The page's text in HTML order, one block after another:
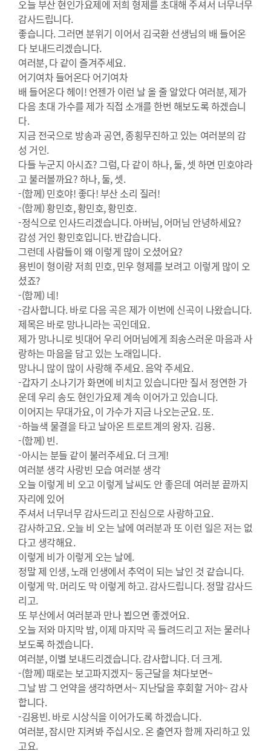
오늘 부산 현인가요제에 저희 형제를 초대해 주셔서 너무너무
감사드립니다.
좋습니다. 그러면 분위기 이어서 김국환 선생님의 배 들어온
다 보내드리겠습니다.
여러분, 다 같이 즐겨주세요.
어기여차 들어온다 어기여차
배 들어온다 헤이! 언젠가 이런 날 올 줄 알았다 여러분, 제가
다음 초대 가수를 제가 직접 소개를 한번 해보도록 하겠습니
다.
지금 전국으로 방송과 공연, 종횡무진하고 있는 여러분의 감
성 거인.
다들 누군지 아시죠? 그럼, 다 같이 하나, 둘, 셋 하면 민호야라
고 불러볼까요? 하나, 둘, 셋.
-(함께) 민호야! 좋다! 부산 소리 질러!
-(함께) 황민호, 황민호, 황민호.
-정식으로 인사드리겠습니다. 아버님, 어머님 안녕하세요?
감성 거인 황민호입니다. 반갑습니다.
그런데 사람들이 왜 이렇게 많이 오셨어요?
용빈이 형이랑 저희 민호, 민우 형제를 보려고 이렇게 많이 오
셨죠?
-(함께) 네!
-감사합니다. 바로 다음 곡은 제가 이번에 신곡이 나왔습니다.
제목은 바로 망나니라는 곡인데요.
제가 망나니로 빗대어 우리 어머님에게 죄송스러운 마음과 사
랑하는 마음을 담고 있는 노래입니다.
망나니 많이 많이 사랑해 주세요. 음악 주세요.
-갑자기 소나기가 화면에 비치고 있습니다만 질서 정연한 가
운데 우리 송도 현인가요제 계속 이어가고 있습니다.
이어지는 무대가요, 이 가수가 지금 나오는군요. 또.
-하늘색 물결을 타고 날아온 트로트계의 왕자. 김용.
-(함께) 빈.
-아시는 분들 같이 불러주세요. 더 크게!
여러분 생각 사랑빈 모습 여러분 생각
오늘 이렇게 비 오고 이렇게 날씨도 안 좋은데 여러분 끝까지
자리에 있어
주셔서 너무너무 감사드리고 진심으로 사랑하고요.
감사하고요. 오늘 비 오는 날에 여러분과 또 이런 일은 저는 없
다고 생각해요.
이렇게 비가 이렇게 오는 날에.
정말 제 인생, 노래 인생에서 추억이 되는 날인 것 같습니다.
이렇게 막. 머리도 막 이렇게 하고. 감사드립니다. 정말 감사드
리고.
또 부산에서 여러분과 만나 뵙으면 좋겠어요.
오늘 저와 마지막 밤, 이제 마지막 곡 들려드리고 저는 물러나
보도록 하겠습니다.
여러분, 이별 보내드리겠습니다. 감사합니다. 더 크게.
-(함께) 때로는 보고파지겠지~ 둥근달을 쳐다보면~
그날 밤 그 언약을 생각하면서~ 지난달을 후회할 거야~ 감사
합니다.
-김용빈. 바로 시상식을 이어가도록 하겠습니다.
여러분, 잠시만 지켜봐 주십시오. 온 출연자 함께 자리하고 있
고요.